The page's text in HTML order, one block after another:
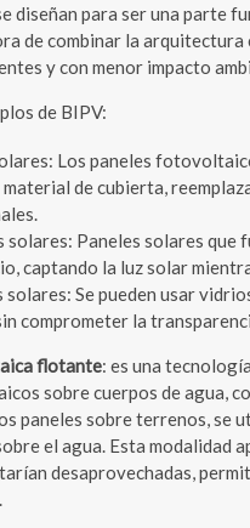
diseñan para ser una parte
de combinar la
y con menor impacto
de BIPV:
Los paneles
de cubierta,
solares: Paneles solares
captando la luz solar
solares: Se pueden usar
comprometer la
flotante: es una
sobre cuerpos de agua,
paneles sobre terrenos, se
el agua. Esta modalidad
desaprovechadas,